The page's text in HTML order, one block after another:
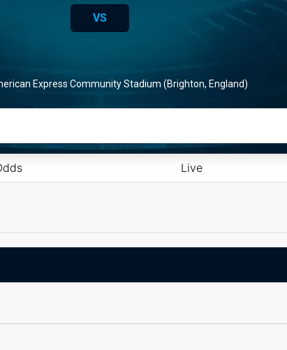
VS
Express Community Stadium (Brighton, England)
Live